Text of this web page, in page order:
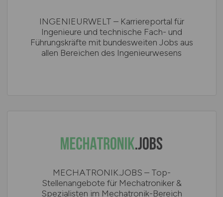
INGENIEURWELT – Karriereportal für
Ingenieure und technische Fach- und
Führungskräfte mit bundesweiten Jobs aus
allen Bereichen des Ingenieurwesens
MECHATRONIK.JOBS – Top-
Stellenangebote für Mechatroniker &
Spezialisten im Mechatronik-Bereich